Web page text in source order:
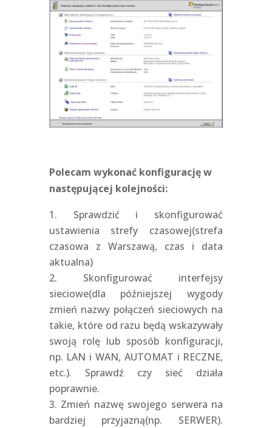
Polecam wykonać konfigurację w
następującej kolejności:
Sprawdzić i skonfigurować
ustawienia strefy czasowej(strefa
czasowa z Warszawą, czas i data
aktualna)
Skonfigurować interfejsy
sieciowe(dla późniejszej wygody
zmień nazwy połączeń sieciowych na
takie, które od razu będą wskazywały
swoją rolę lub sposób konfiguracji,
np. LAN i WAN, AUTOMAT i RECZNE,
etc.). Sprawdź czy sieć działa
poprawnie.
Zmień nazwę swojego serwera na
bardziej przyjazną(np. SERWER).